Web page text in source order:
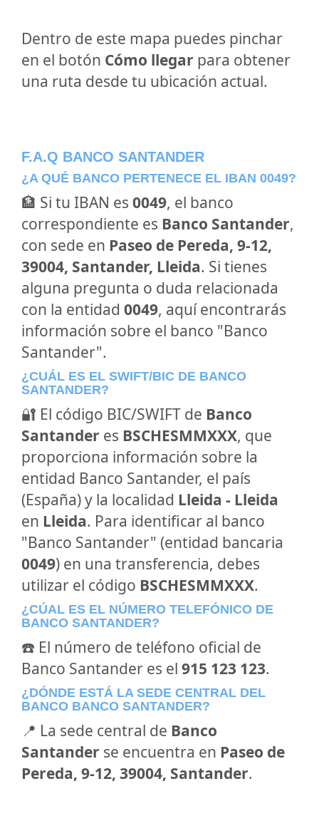
Dentro de este mapa puedes pinchar
en el botón Cómo llegar para obtener
una ruta desde tu ubicación actual.
F.A.Q BANCO SANTANDER
¿A QUÉ BANCO PERTENECE EL IBAN 0049?
🏦 Si tu IBAN es 0049, el banco
correspondiente es Banco Santander,
con sede en Paseo de Pereda, 9-12,
39004, Santander, Lleida. Si tienes
alguna pregunta o duda relacionada
con la entidad 0049, aquí encontrarás
información sobre el banco "Banco
Santander".
¿CUÁL ES EL SWIFT/BIC DE BANCO
SANTANDER?
🔐 El código BIC/SWIFT de Banco
Santander es BSCHESMMXXX, que
proporciona información sobre la
entidad Banco Santander, el país
(España) y la localidad Lleida - Lleida
en Lleida. Para identificar al banco
"Banco Santander" (entidad bancaria
0049) en una transferencia, debes
utilizar el código BSCHESMMXXX.
¿CÚAL ES EL NÚMERO TELEFÓNICO DE
BANCO SANTANDER?
☎️ El número de teléfono oficial de
Banco Santander es el 915 123 123.
¿DÓNDE ESTÁ LA SEDE CENTRAL DEL
BANCO BANCO SANTANDER?
📍 La sede central de Banco
Santander se encuentra en Paseo de
Pereda, 9-12, 39004, Santander.